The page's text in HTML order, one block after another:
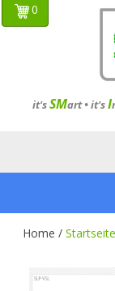
it'sSMart •it'sI
0
Home / Startseite